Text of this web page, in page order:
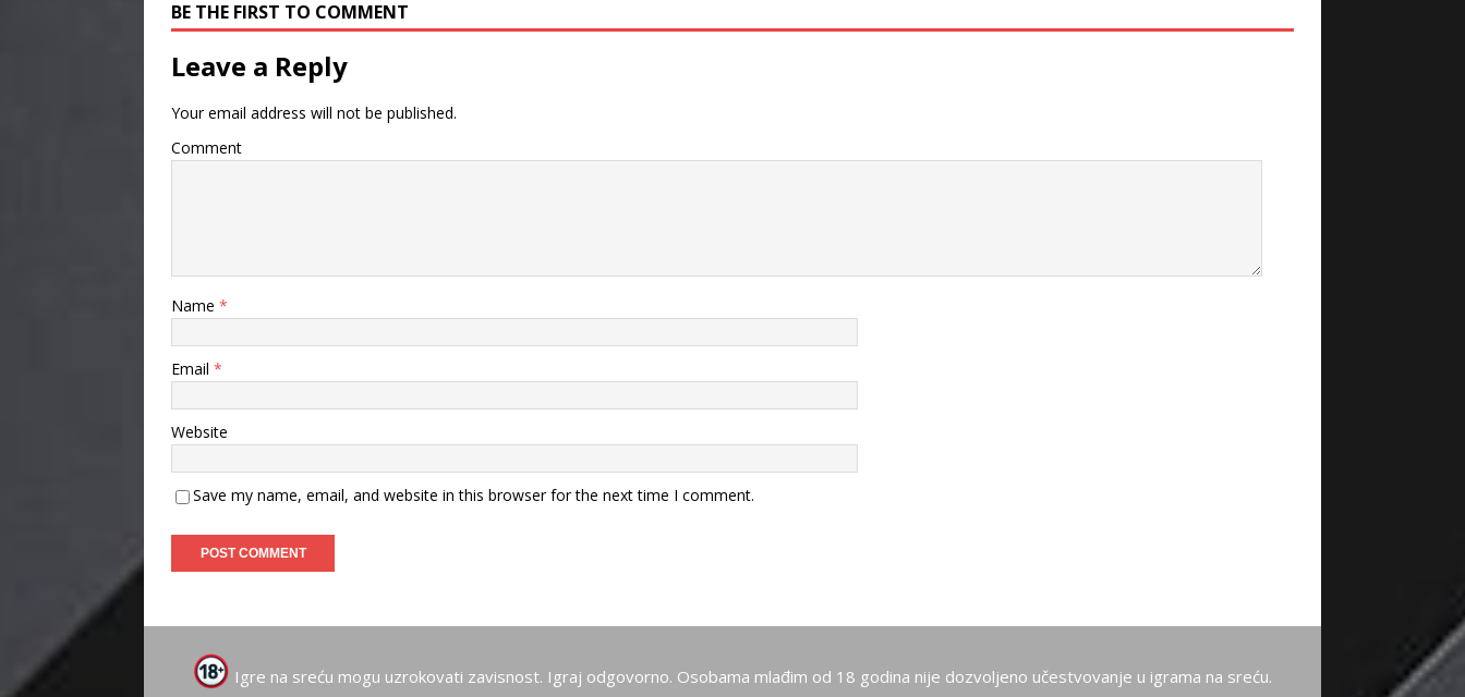
BE THE FIRST TO COMMENT
Leave a Reply
Your email address will not be published.
Comment
Name *
Email *
Website
Save my name, email, and website in this browser for the next time I comment.
Igre na sreću mogu uzrokovati zavisnost. Igraj odgovorno. Osobama mlađim od 18 godina nije dozvoljeno učestvovanje u igrama na sreću.